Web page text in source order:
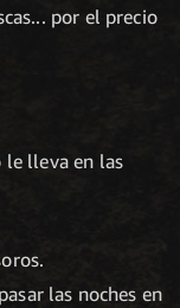
por el precio
le lleva en las
las noches en